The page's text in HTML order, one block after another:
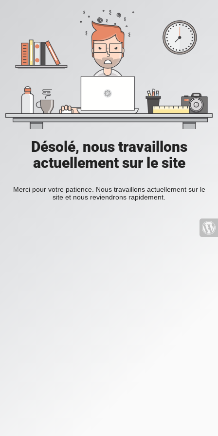
Désolé, nous travaillons
actuellement sur le site
Merci pour votre patience. Nous travaillons actuellement sur le
site et nous reviendrons rapidement.